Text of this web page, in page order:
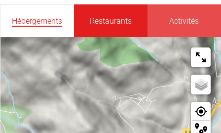
Hébergements Restaurants Activités